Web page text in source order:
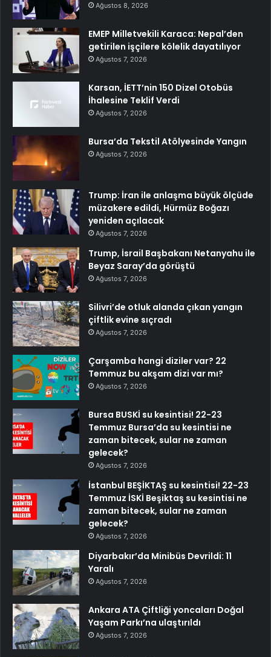
Ağustos 8, 2026
EMEP Milletvekili Karaca: Nepal’den
getirilen işçilere kölelik dayatılıyor
Ağustos 7, 2026
Karsan, İETT’nin 150 Dizel Otobüs
İhalesine Teklif Verdi
Ağustos 7, 2026
Bursa’da Tekstil Atölyesinde Yangın
Ağustos 7, 2026
Trump: İran ile anlaşma büyük ölçüde
müzakere edildi, Hürmüz Boğazı
yeniden açılacak
Ağustos 7, 2026
Trump, İsrail Başbakanı Netanyahu ile
Beyaz Saray’da görüştü
Ağustos 7, 2026
Silivri’de otluk alanda çıkan yangın
çiftlik evine sıçradı
Ağustos 7, 2026
Çarşamba hangi diziler var? 22
Temmuz bu akşam dizi var mı?
Ağustos 7, 2026
Bursa BUSKİ su kesintisi! 22-23
Temmuz Bursa’da su kesintisi ne
zaman bitecek, sular ne zaman
gelecek?
Ağustos 7, 2026
İstanbul BEŞİKTAŞ su kesintisi! 22-23
Temmuz İSKİ Beşiktaş su kesintisi ne
zaman bitecek, sular ne zaman
gelecek?
Ağustos 7, 2026
Diyarbakır’da Minibüs Devrildi: 11
Yaralı
Ağustos 7, 2026
Ankara ATA Çiftliği yoncaları Doğal
Yaşam Parkı’na ulaştırıldı
Ağustos 7, 2026